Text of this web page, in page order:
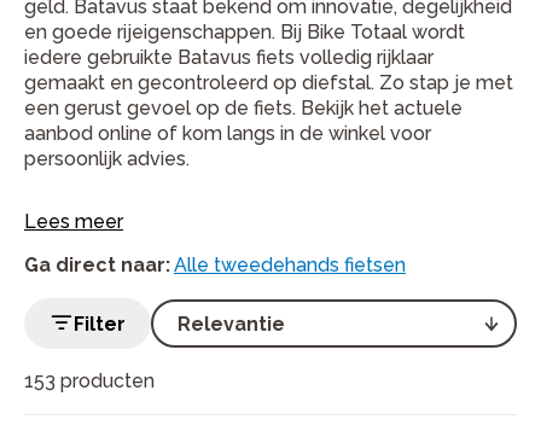
geld. Batavus staat bekend om innovatie, degelijkheid
en goede rijeigenschappen. Bij Bike Totaal wordt
iedere gebruikte Batavus fiets volledig rijklaar
gemaakt en gecontroleerd op diefstal. Zo stap je met
een gerust gevoel op de fiets. Bekijk het actuele
aanbod online of kom langs in de winkel voor
persoonlijk advies.
Lees meer
Ga direct naar:Alle tweedehands fietsen
153 producten
Filter